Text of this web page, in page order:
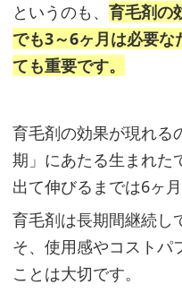
プ
シ
ャ
プ
ー
は
用
し
た
というのも、 育毛剤の
でも3～6ヶ月は必要な
ても重要です。
育毛剤の効果が現れる
期」にあたる生まれた
出て伸びるまでは6ヶ
育毛剤は長期間継続し
そ、使用感やコストパ
ことは大切です。